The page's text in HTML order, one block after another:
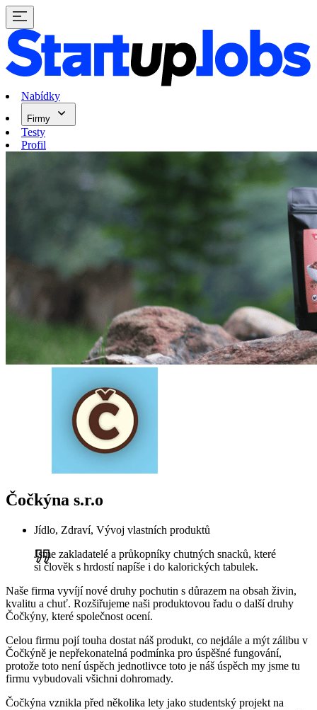
Nabídky
Firmy
Testy
Profil
Čočkýna s.r.o
Jídlo, Zdraví, Vývoj vlastních produktů
Jsme zakladatelé a průkopníky chutných snacků, které
si člověk s hrdostí napíše i do kalorických tabulek.
Naše firma vyvíjí nové druhy pochutin s důrazem na obsah živin,
kvalitu a chuť. Rozšiřujeme naši produktovou řadu o další druhy
Čočkýny, které společnost ocení.
Celou firmu pojí touha dostat náš produkt, co nejdále a mýt zálibu v
Čočkýně je nepřekonatelná podmínka pro úspěšné fungování,
protože toto není úspěch jednotlivce toto je náš úspěch my jsme tu
firmu vybudovali všichni dohromady.
Čočkýna vznikla před několika lety jako studentský projekt na